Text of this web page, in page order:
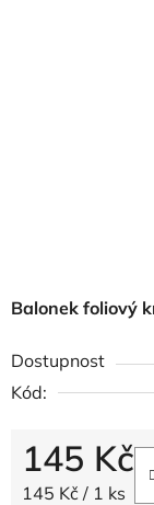
Balonek foliový
Dostupnost
Kód:
145 Kč
Měrná cena:
145 Kč / 1 ks